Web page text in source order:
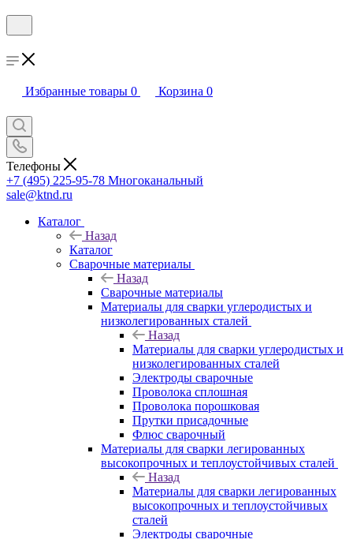
Избранные товары 0 Корзина 0
Телефоны
+7 (495) 225-95-78 Многоканальный
sale@ktnd.ru
Каталог
Назад
Каталог
Сварочные материалы
Назад
Сварочные материалы
Материалы для сварки углеродистых и
низколегированных сталей
Назад
Материалы для сварки углеродистых и
низколегированных сталей
Электроды сварочные
Проволока сплошная
Проволока порошковая
Прутки присадочные
Флюс сварочный
Материалы для сварки легированных
высокопрочных и теплоустойчивых сталей
Назад
Материалы для сварки легированных
высокопрочных и теплоустойчивых
сталей
Электроды сварочные